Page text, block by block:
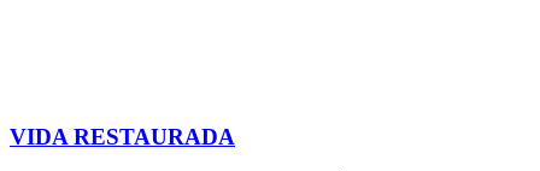
VIDA RESTAURADA